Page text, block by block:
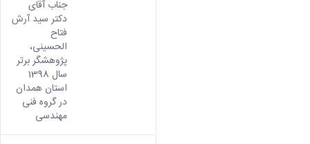
جناب آقای
دکتر سید آرش
فتاح
الحسینی،
پژوهشگر برتر
سال 1398
استان همدان
در گروه فنی
مهندسی